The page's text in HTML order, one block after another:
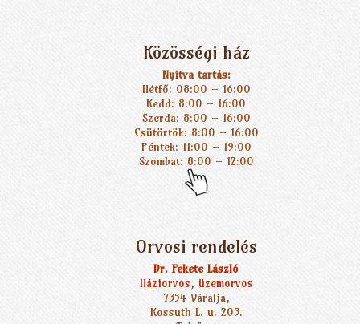
Közösségi ház
Nyitva tartás:
Hétfő: 08:00 – 16:00
Kedd: 8:00 – 16:00
Szerda: 8:00 – 16:00
Csütörtök: 8:00 – 16:00
Péntek: 11:00 – 19:00
Szombat: 8:00 – 12:00
Orvosi rendelés
Dr. Fekete László
Háziorvos, üzemorvos
7354 Váralja,
Kossuth L. u. 203.